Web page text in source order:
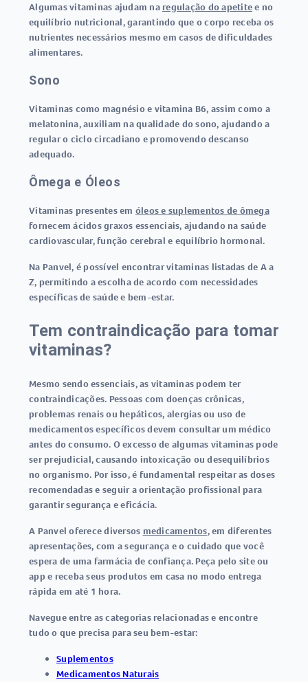
Algumas vitaminas ajudam na regulação do apetitee no
equilíbrio nutricional, garantindo que o corpo receba os
nutrientes necessários mesmo em casos de dificuldades
alimentares.
Sono
Vitaminas como magnésio e vitamina B6, assim como a
melatonina, auxiliam na qualidade do sono, ajudando a
regular o ciclo circadiano e promovendo descanso
adequado.
Ômega e Óleos
Vitaminas presentes em óleos e suplementos de ômega
fornecem ácidos graxos essenciais, ajudando na saúde
cardiovascular, função cerebral e equilíbrio hormonal.
Na Panvel, é possível encontrar vitaminas listadas de A a
Z, permitindo a escolha de acordo com necessidades
específicas de saúde e bem-estar.
Tem contraindicação para tomar
vitaminas?
Mesmo sendo essenciais, as vitaminas podem ter
contraindicações. Pessoas com doenças crônicas,
problemas renais ou hepáticos, alergias ou uso de
medicamentos específicos devem consultar um médico
antes do consumo. O excesso de algumas vitaminas pode
ser prejudicial, causando intoxicação ou desequilíbrios
no organismo. Por isso, é fundamental respeitar as doses
recomendadas e seguir a orientação profissional para
garantir segurança e eficácia.
A Panvel oferece diversos medicamentos, em diferentes
apresentações, com a segurança e o cuidado que você
espera de uma farmácia de confiança. Peça pelo site ou
app e receba seus produtos em casa no modo entrega
rápida em até 1 hora.
Navegue entre as categorias relacionadas e encontre
tudo o que precisa para seu bem-estar:
Suplementos
Medicamentos Naturais